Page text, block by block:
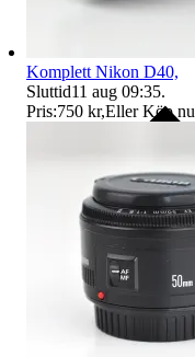
Komplett Nikon D40,
Sluttid11 aug 09:35.
Pris:750 kr,Eller Köp nu